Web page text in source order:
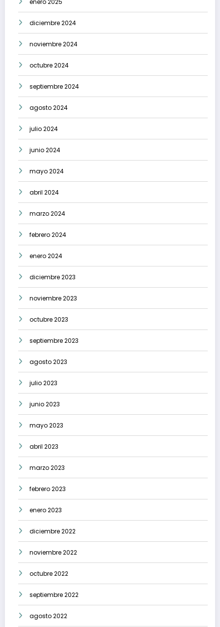
enero 2025
diciembre 2024
noviembre 2024
octubre 2024
septiembre 2024
agosto 2024
julio 2024
junio 2024
mayo 2024
abril 2024
marzo 2024
febrero 2024
enero 2024
diciembre 2023
noviembre 2023
octubre 2023
septiembre 2023
agosto 2023
julio 2023
junio 2023
mayo 2023
abril 2023
marzo 2023
febrero 2023
enero 2023
diciembre 2022
noviembre 2022
octubre 2022
septiembre 2022
agosto 2022